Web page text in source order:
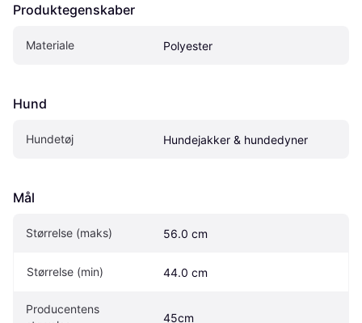
Produktegenskaber
Materiale Polyester
Hund
Hundetøj Hundejakker & hundedyner
Mål
Størrelse (maks) 56.0 cm
Størrelse (min) 44.0 cm
Producentens
45cm